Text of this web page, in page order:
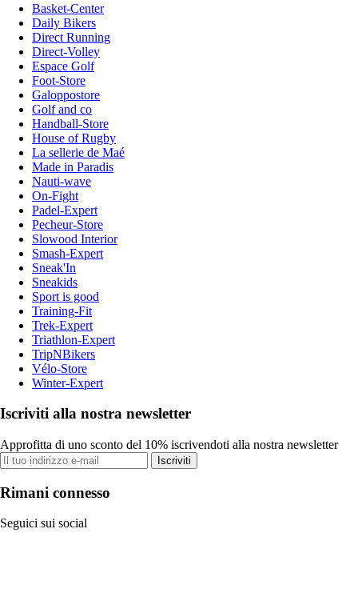
Basket-Center
Daily Bikers
Direct Running
Direct-Volley
Espace Golf
Foot-Store
Galoppostore
Golf and co
Handball-Store
House of Rugby
La sellerie de Maé
Made in Paradis
Nauti-wave
On-Fight
Padel-Expert
Pecheur-Store
Slowood Interior
Smash-Expert
Sneak'In
Sneakids
Sport is good
Training-Fit
Trek-Expert
Triathlon-Expert
TripNBikers
Vélo-Store
Winter-Expert
Iscriviti alla nostra newsletter
Approfitta di uno sconto del 10% iscrivendoti alla nostra newsletter
Iscriviti
Rimani connesso
Seguici sui social